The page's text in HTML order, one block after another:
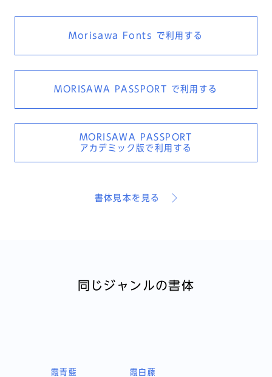
Morisawa Fonts で利用する
MORISAWA PASSPORT で利用する
MORISAWA PASSPORT
アカデミック版で利用する
書体見本を見る
同じジャンルの書体
霞青藍 霞白藤